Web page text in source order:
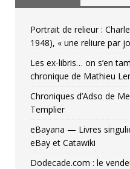
Portrait de relieur :
1948), « une reliure par
Les ex-libris… on s’en
chronique de Mathieu
Chroniques d’Adso de
Templier
eBayana — Livres
eBay et Catawiki
Dodecade.com : le